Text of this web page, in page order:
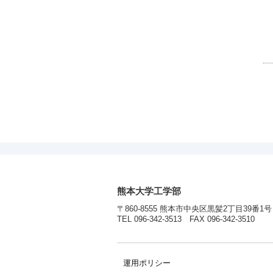
熊本大学工学部
〒860-8555 熊本市中央区黒髪2丁目39番1号
TEL 096-342-3513 FAX 096-342-3510
運用ポリシー